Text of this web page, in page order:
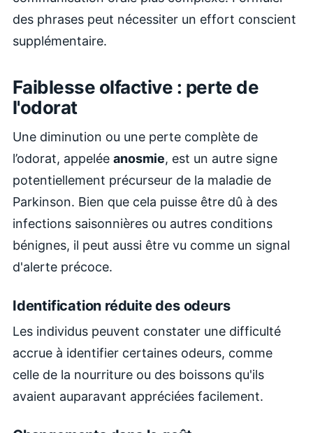
des phrases peut nécessiter un effort conscient
supplémentaire.
Faiblesse olfactive : perte de
l'odorat
Une diminution ou une perte complète de
l’odorat, appelée anosmie, est un autre signe
potentiellement précurseur de la maladie de
Parkinson. Bien que cela puisse être dû à des
infections saisonnières ou autres conditions
bénignes, il peut aussi être vu comme un signal
d'alerte précoce.
Identification réduite des odeurs
Les individus peuvent constater une difficulté
accrue à identifier certaines odeurs, comme
celle de la nourriture ou des boissons qu'ils
avaient auparavant appréciées facilement.